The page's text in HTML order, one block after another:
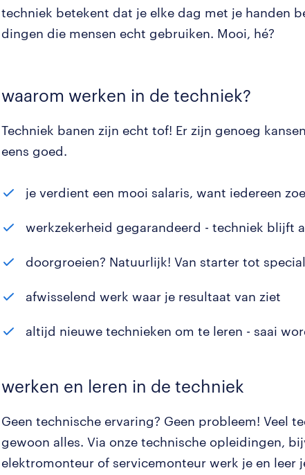
techniek betekent dat je elke dag met je handen
dingen die mensen echt gebruiken. Mooi, hé?
waarom werken in de techniek?
Techniek banen zijn echt tof! Er zijn genoeg
eens goed.
je verdient een mooi salaris, want iedereen
werkzekerheid gegarandeerd - techniek blijft
doorgroeien? Natuurlijk! Van starter tot
afwisselend werk waar je resultaat van ziet
altijd nieuwe technieken om te leren - saai
werken en leren in de techniek
Geen technische ervaring? Geen probleem! Veel
gewoon alles. Via onze technische opleidingen,
elektromonteur of servicemonteur werk je en leer